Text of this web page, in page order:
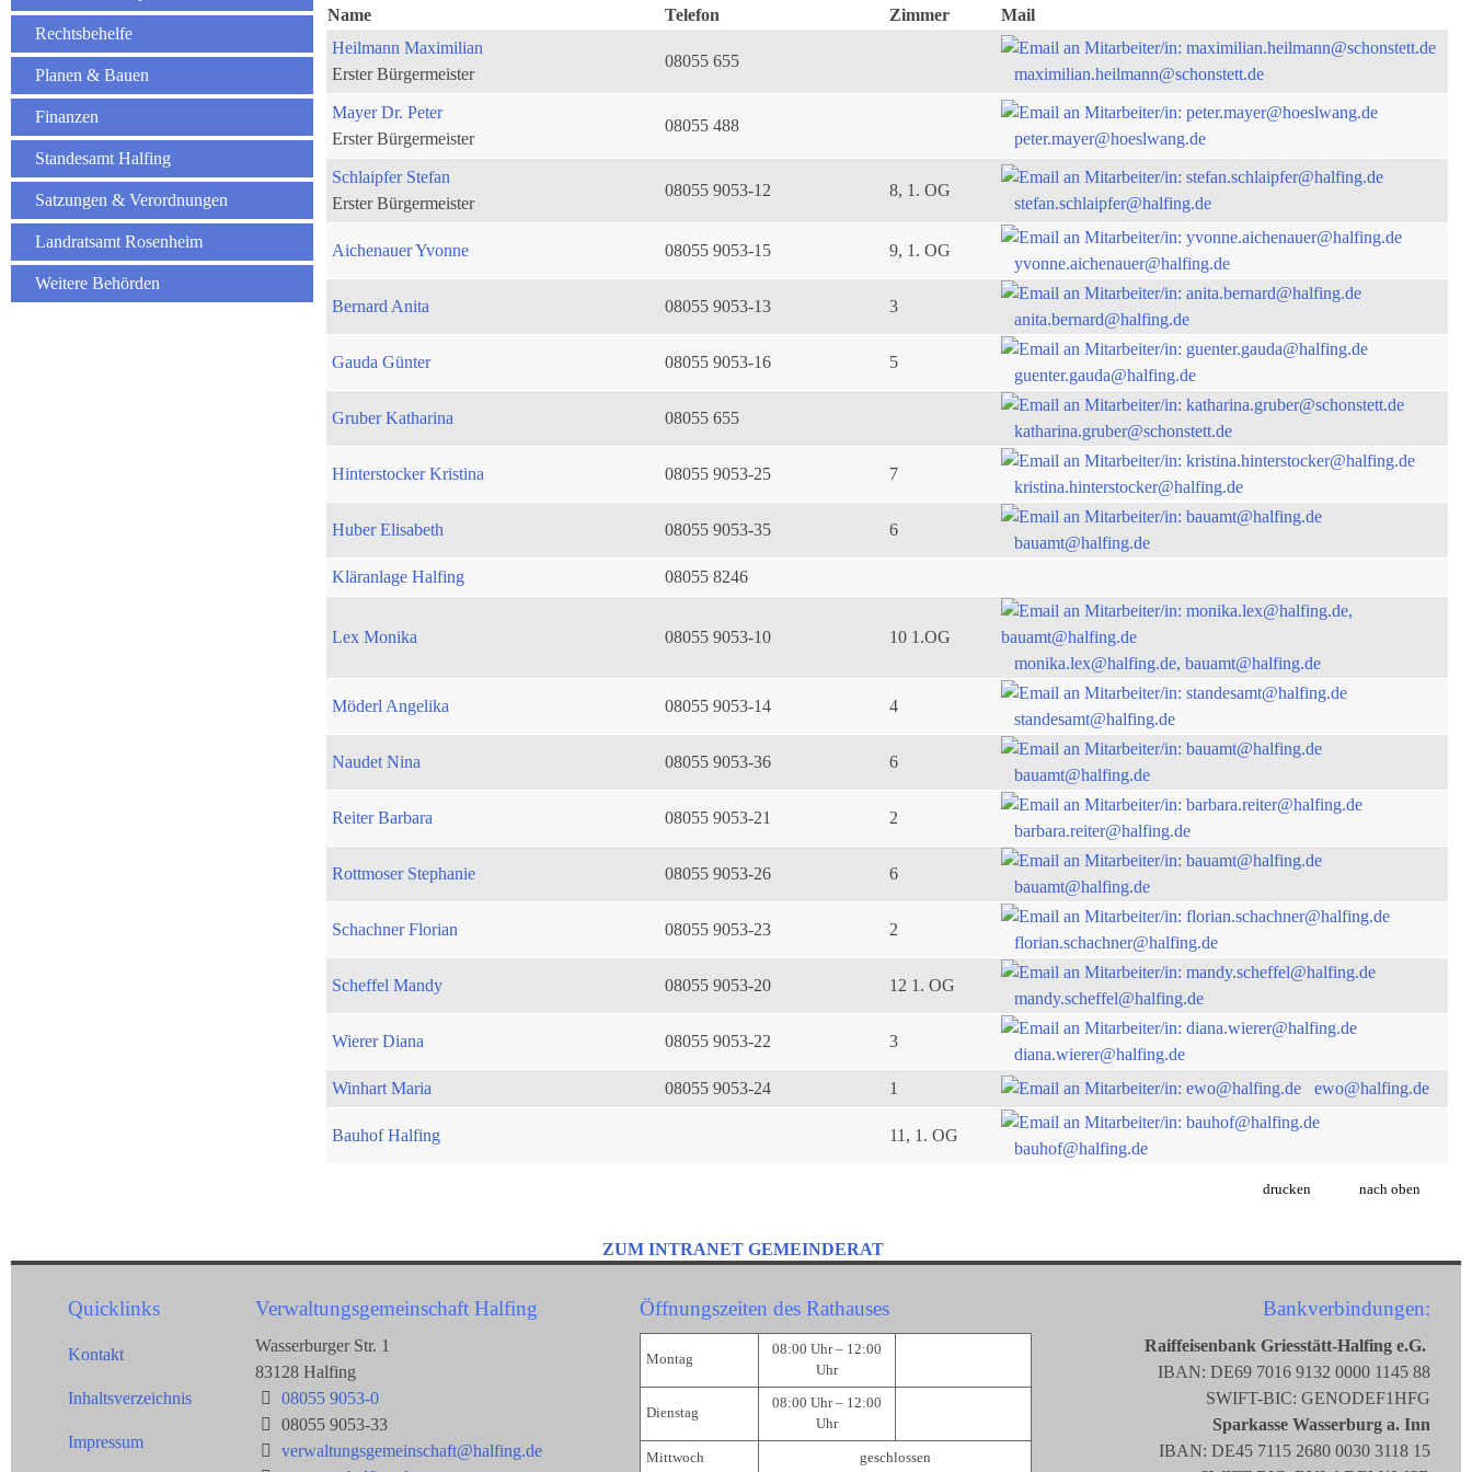
Rechtsbehelfe
Planen & Bauen
Finanzen
Standesamt Halfing
Satzungen & Verordnungen
Landratsamt Rosenheim
Weitere Behörden
Name
Telefon Zimmer
Mail
Heilmann Maximilian
Erster Bürgermeister
08055 655
maximilian.heilmann@schonstett.de
Mayer Dr. Peter
Erster Bürgermeister
08055 488
peter.mayer@hoeslwang.de
Schlaipfer Stefan
Erster Bürgermeister
08055 9053-12 8, 1. OG
stefan.schlaipfer@halfing.de
Aichenauer Yvonne 08055 9053-15 9, 1. OG
yvonne.aichenauer@halfing.de
Bernard Anita 08055 9053-13 3
anita.bernard@halfing.de
Gauda Günter 08055 9053-16 5
guenter.gauda@halfing.de
Gruber Katharina 08055 655
katharina.gruber@schonstett.de
Hinterstocker Kristina 08055 9053-25 7
kristina.hinterstocker@halfing.de
Huber Elisabeth 08055 9053-35 6
bauamt@halfing.de
Kläranlage Halfing
08055 8246
Lex Monika 08055 9053-10
10 1.OG
monika.lex@halfing.de, bauamt@halfing.de
Möderl Angelika 08055 9053-14 4
standesamt@halfing.de
Naudet Nina 08055 9053-36 6
bauamt@halfing.de
Reiter Barbara 08055 9053-21 2
barbara.reiter@halfing.de
Rottmoser Stephanie 08055 9053-26 6
bauamt@halfing.de
Schachner Florian 08055 9053-23 2
florian.schachner@halfing.de
Scheffel Mandy 08055 9053-20 12 1. OG
mandy.scheffel@halfing.de
Wierer Diana 08055 9053-22 3
diana.wierer@halfing.de
Winhart Maria
08055 9053-24 1 ewo@halfing.de
Bauhof Halfing 11, 1. OG
bauhof@halfing.de
drucken nach oben
ZUM INTRANET GEMEINDERAT
Quicklinks
Kontakt
Inhaltsverzeichnis
Impressum
Verwaltungsgemeinschaft Halfing
Wasserburger Str. 1
83128 Halfing
08055 9053-0
08055 9053-33
verwaltungsgemeinschaft@halfing.de
Öffnungszeiten des Rathauses
Montag
08:00 Uhr – 12:00
Uhr
Dienstag
08:00 Uhr – 12:00
Uhr
Mittwoch geschlossen
Bankverbindungen:
Raiffeisenbank Griesstätt-Halfing e.G.
IBAN: DE69 7016 9132 0000 1145 88
SWIFT-BIC: GENODEF1HFG
Sparkasse Wasserburg a. Inn
IBAN: DE45 7115 2680 0030 3118 15